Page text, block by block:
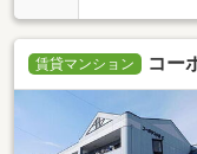
賃貸マンション コ